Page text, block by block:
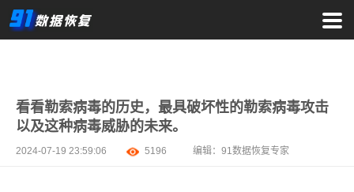
看看勒索病毒的历史，最具破坏性的勒索病毒攻击
以及这种病毒威胁的未来。
2024-07-19 23:59:06 5196 编辑： 91数据恢复专家